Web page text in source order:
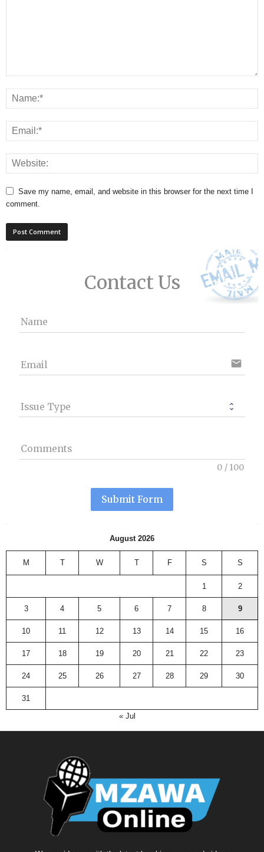
Save my name, email, and website in this browser for the next time I
comment.
Contact Us
Name
Email email
Issue Type
Comments
0 / 100
Submit Form
August 2026
M T W T F S S
1 2
3 4 5 6 7 8 9
10 11 12 13 14 15 16
17 18 19 20 21 22 23
24 25 26 27 28 29 30
31
« Jul